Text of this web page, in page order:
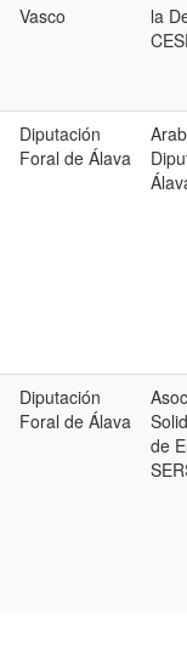
Vasco
la
Diputación
Foral de Álava
Diputación
Foral de Álava
de